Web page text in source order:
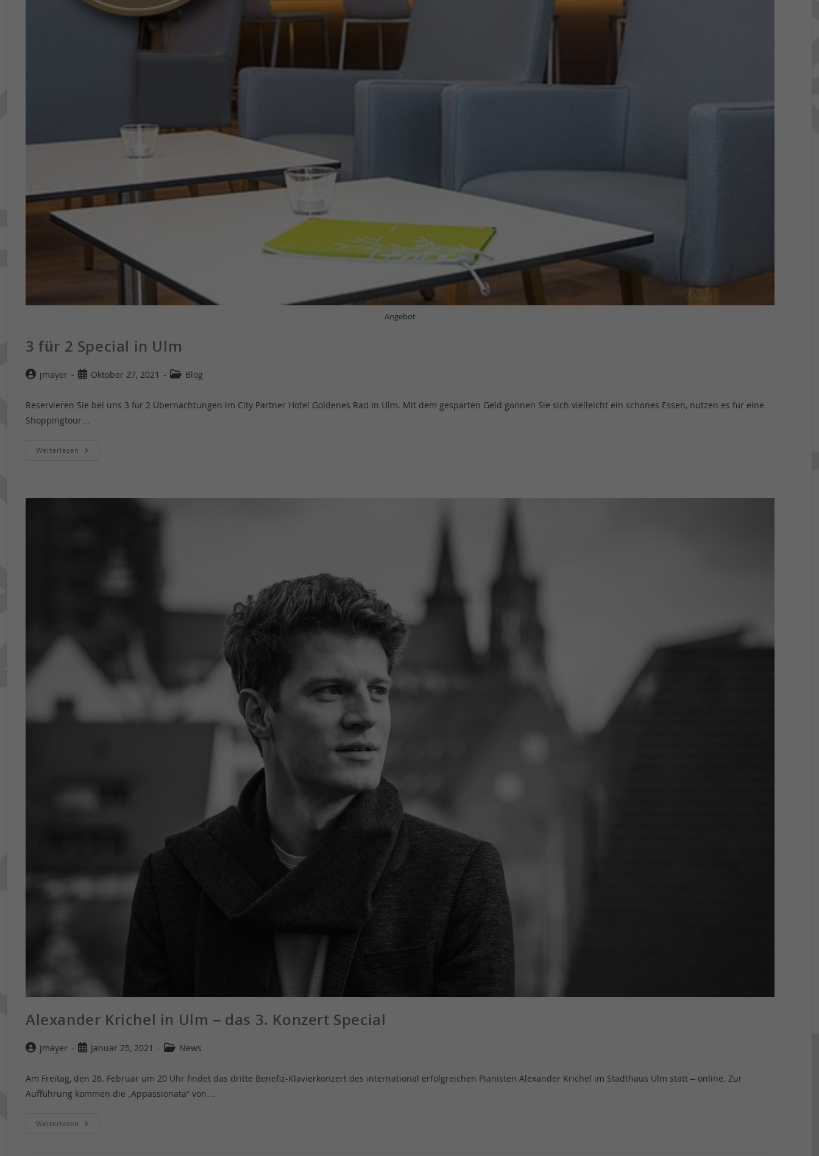
Angebot
3 für 2 Special in Ulm
jmayer Oktober 27, 2021 Blog
Reservieren Sie bei uns 3 für 2 Übernachtungen im City Partner Hotel Goldenes Rad in Ulm. Mit dem gesparten Geld gönnen Sie sich vielleicht ein schönes Essen, nutzen es für eine
Shoppingtour…
Weiterlesen
Alexander Krichel in Ulm – das 3. Konzert Special
jmayer Januar 25, 2021 News
Am Freitag, den 26. Februar um 20 Uhr findet das dritte Benefiz-Klavierkonzert des international erfolgreichen Pianisten Alexander Krichel im Stadthaus Ulm statt – online. Zur
Aufführung kommen die „Appassionata“ von…
Weiterlesen